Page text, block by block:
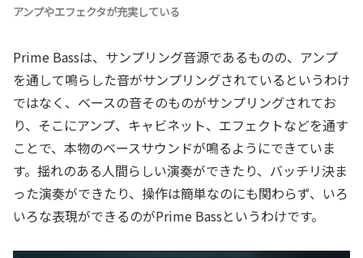
アンプやエフェクタが充実している
Prime Bassは、サンプリング音源であるものの、アンプ
を通して鳴らした音がサンプリングされているというわけ
ではなく、ベースの音そのものがサンプリングされてお
り、そこにアンプ、キャビネット、エフェクトなどを通す
ことで、本物のベースサウンドが鳴るようにできていま
す。揺れのある人間らしい演奏ができたり、バッチリ決ま
った演奏ができたり、操作は簡単なのにも関わらず、いろ
いろな表現ができるのがPrime Bassというわけです。